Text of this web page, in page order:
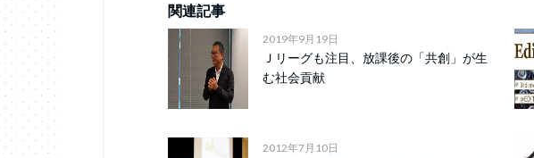
関連記事
2019年9月19日
Ｊリーグも注目、放課後の「共創」が生
む社会貢献
2012年7月10日